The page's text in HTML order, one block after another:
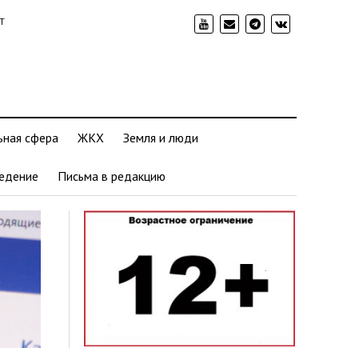
сфера ЖКХ Земля и люди
Письма в редакцию